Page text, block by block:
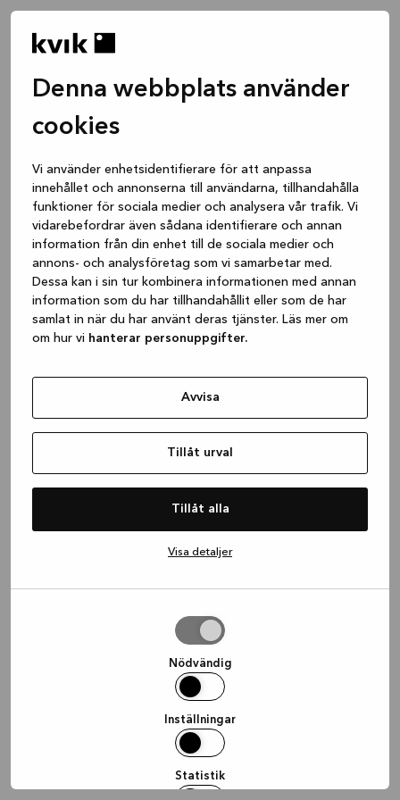
Denna webbplats använder
cookies
Vi använder enhetsidentifierare för att anpassa
innehållet och annonserna till användarna, tillhandahålla
funktioner för sociala medier och analysera vår trafik. Vi
vidarebefordrar även sådana identifierare och annan
information från din enhet till de sociala medier och
annons- och analysföretag som vi samarbetar med.
Dessa kan i sin tur kombinera informationen med annan
information som du har tillhandahållit eller som de har
samlat in när du har använt deras tjänster. Läs mer om
om hur vi hanterar personuppgifter.
Avvisa
Tillåt urval
Tillåt alla
Visa detaljer
Nödvändig
Inställningar
Statistik
(see the browser console for more
information).